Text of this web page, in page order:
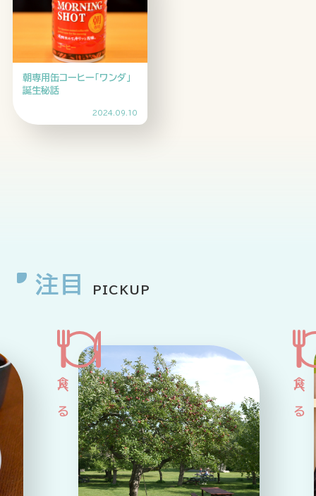
公式Xアカウント
朝専用缶コーヒー「ワンダ」
誕生秘話
2024.09.10
注目 PICKUP